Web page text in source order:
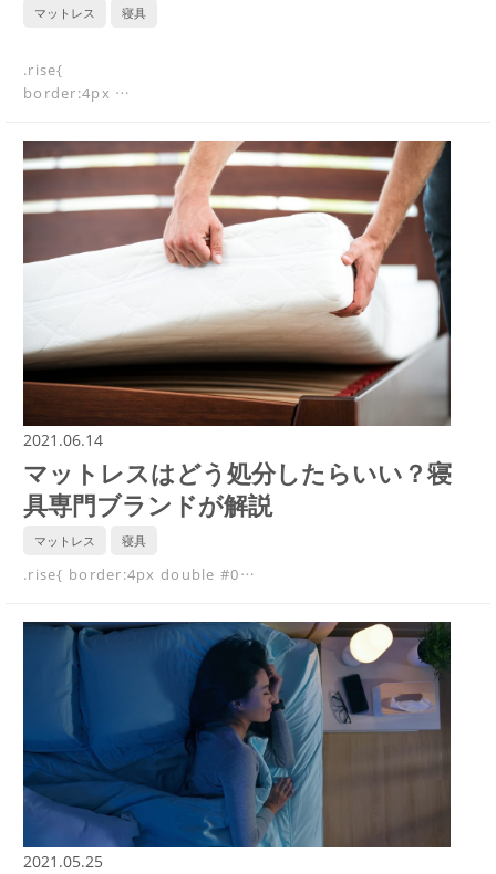
マットレス 寝具
.rise{
border:4px …
2021.06.14
マットレスはどう処分したらいい？寝
具専門ブランドが解説
マットレス 寝具
.rise{ border:4px double #0…
2021.05.25